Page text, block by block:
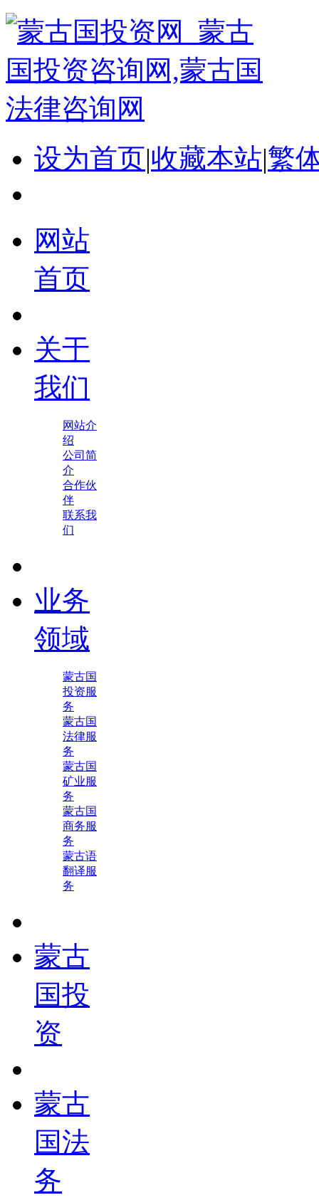
设为首页|收藏本站|繁
网站
首页
关于
我们
网站介
绍
公司简
介
合作伙
伴
联系我
们
业务
领域
蒙古国
投资服
务
蒙古国
法律服
务
蒙古国
矿业服
务
蒙古国
商务服
务
蒙古语
翻译服
务
蒙古
国投
资
蒙古
国法
务